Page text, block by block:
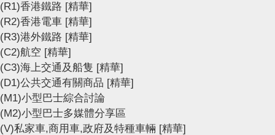
(R1)香港鐵路 [精華]
(R2)香港電車 [精華]
(R3)港外鐵路 [精華]
(C2)航空 [精華]
(C3)海上交通及船隻 [精華]
(D1)公共交通有關商品 [精華]
(M1)小型巴士綜合討論
(M2)小型巴士多媒體分享區
(V)私家車,商用車,政府及特種車輛 [精華]